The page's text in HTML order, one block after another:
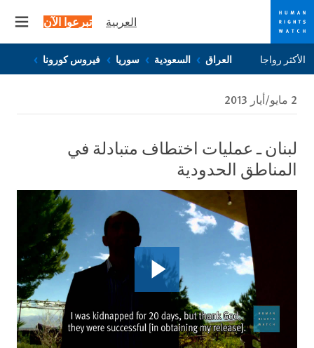
Skip
to
privacy
notice
Skip
to
content
العربية تبرعوا الآن
الأكثر رواجا العراق السعودية سوريا فيروس كورونا
2 مايو/أيار 2013
لبنان ـ عمليات اختطاف متبادلة في
المناطق الحدودية